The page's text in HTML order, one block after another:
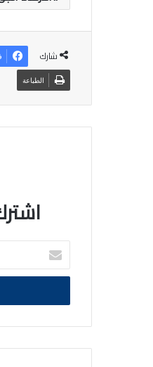
شارك
الطباعة
اكتب
بريدك
الالكتروني